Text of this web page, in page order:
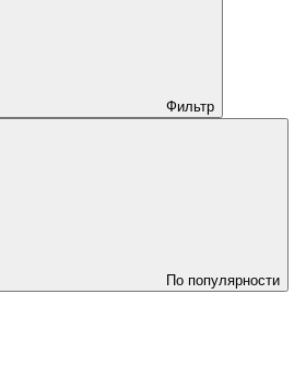
Фильтр
По популярности